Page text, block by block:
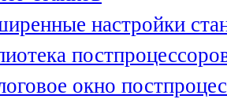
настройки
окно